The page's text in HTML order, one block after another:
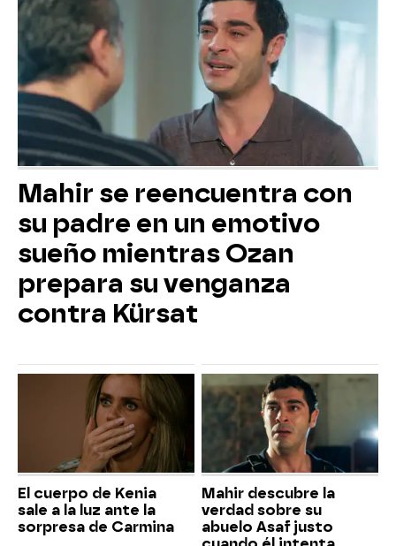
Mahir se reencuentra con
su padre en un emotivo
sueño mientras Ozan
prepara su venganza
contra Kürsat
El cuerpo de Kenia
sale a la luz ante la
sorpresa de Carmina
Mahir descubre la
verdad sobre su
abuelo Asaf justo